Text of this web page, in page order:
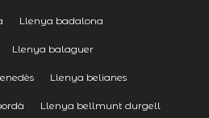
Llenya badalona
Llenya balaguer
Llenya belianes
Llenya bellmunt durgell